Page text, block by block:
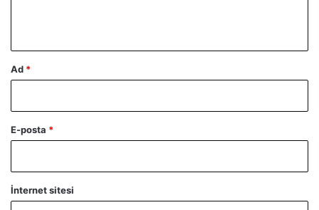
Ad *
E-posta *
İnternet sitesi